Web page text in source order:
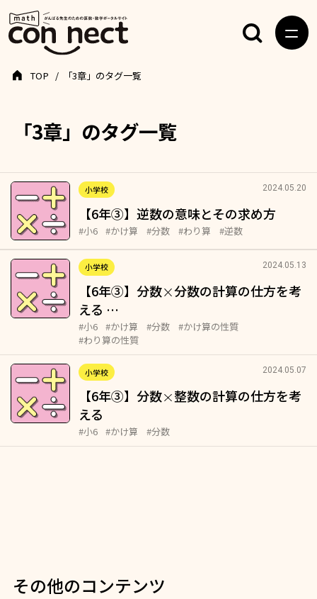
「3章」のタグ一覧
TOP 「3章」のタグ一覧
小学校 2024.05.20
【6年③】逆数の意味とその求め方
#小6 #かけ算 #分数 #わり算 #逆数
小学校 2024.05.13
【6年③】分数×分数の計算の仕方を考
える …
#小6 #かけ算 #分数
#かけ算の性質
#わり算の性質
小学校 2024.05.07
【6年③】分数×整数の計算の仕方を考
える
#小6 #かけ算 #分数
その他のコンテンツ